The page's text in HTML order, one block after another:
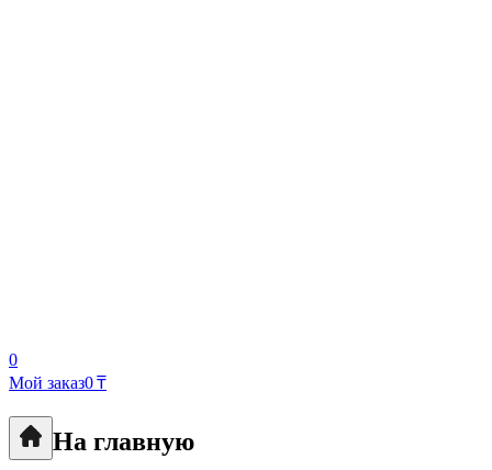
0
Мой заказ0 ₸
На главную